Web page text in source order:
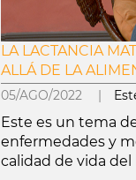
LA LACTANCIA
ALLÁ DE LA
05/AGO/2022 |
Este es un tema
enfermedades y
calidad de vida del